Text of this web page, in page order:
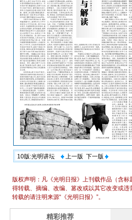
10版:光明讲坛 上一版 下一版